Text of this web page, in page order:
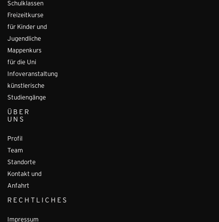
Schulklassen
Freizeitkurse
für Kinder und
Jugendliche
Mappenkurs
für die Uni
Infoveranstaltung
künstlerische
Studiengänge
ÜBER
UNS
Profil
Team
Standorte
Kontakt und
Anfahrt
RECHTLICHES
Impressum